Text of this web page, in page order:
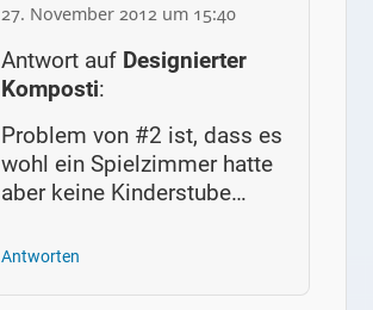
27. November 2012 um 15:40
Antwort auf Designierter
Komposti:
Problem von #2 ist, dass es
wohl ein Spielzimmer hatte
aber keine Kinderstube…
Antworten